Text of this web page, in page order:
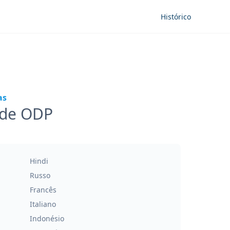
Histórico
ODP
Hindi
Russo
Francês
Italiano
Indonésio